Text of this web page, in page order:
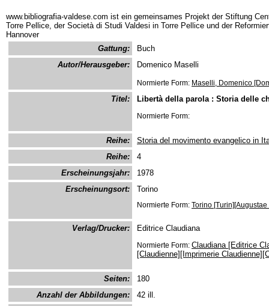
www.bibliografia-valdese.com ist ein gemeinsames Projekt der Stiftung
Torre Pellice, der Società di Studi Valdesi in Torre Pellice und der
Hannover
Gattung:
Buch
Autor/Herausgeber:
Domenico Maselli
Normierte Form: Maselli, Domenico
Titel: Libertà della parola : Storia delle
Normierte Form:
Reihe:
Storia del movimento evangelico in
Reihe:
4
Erscheinungsjahr:
1978
Erscheinungsort:
Torino
Normierte Form: Torino
Verlag/Drucker: Editrice Claudiana
Normierte Form: Claudiana [Editrice
[Claudienne][Imprimerie
Seiten:
180
Anzahl der Abbildungen:
42 ill.